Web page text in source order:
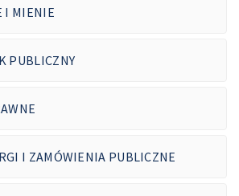
I MIENIE
PUBLICZNY
I ZAMÓWIENIA PUBLICZNE